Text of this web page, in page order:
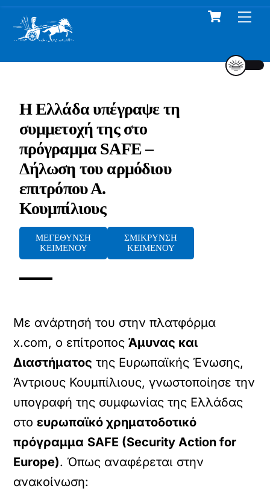
Cart
Η Ελλάδα υπέγραψε τη
συμμετοχή της στο
πρόγραμμα SAFE –
Δήλωση του αρμόδιου
επιτρόπου Α.
Κουμπίλιους
ΜΕΓΕΘΥΝΣΗ
ΚΕΙΜΕΝΟΥ
ΣΜΙΚΡΥΝΣΗ
ΚΕΙΜΕΝΟΥ
Με ανάρτησή του στην πλατφόρμα
x.com, ο επίτροποςΆμυνας και
Διαστήματος της Ευρωπαϊκής Ένωσης,
Άντριους Κουμπίλιους, γνωστοποίησε την
υπογραφή της συμφωνίας της Ελλάδας
στοευρωπαϊκό χρηματοδοτικό
πρόγραμμα SAFE (Security Action for
Europe). Όπως αναφέρεται στην
ανακοίνωση: